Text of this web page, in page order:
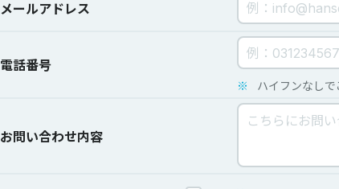
メールアドレス
電話番号
※ ハイフンなしで
お問い合わせ内容